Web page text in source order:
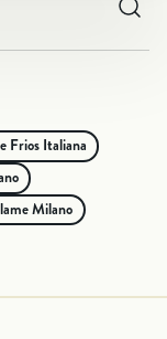
Frios Italiana
Milano